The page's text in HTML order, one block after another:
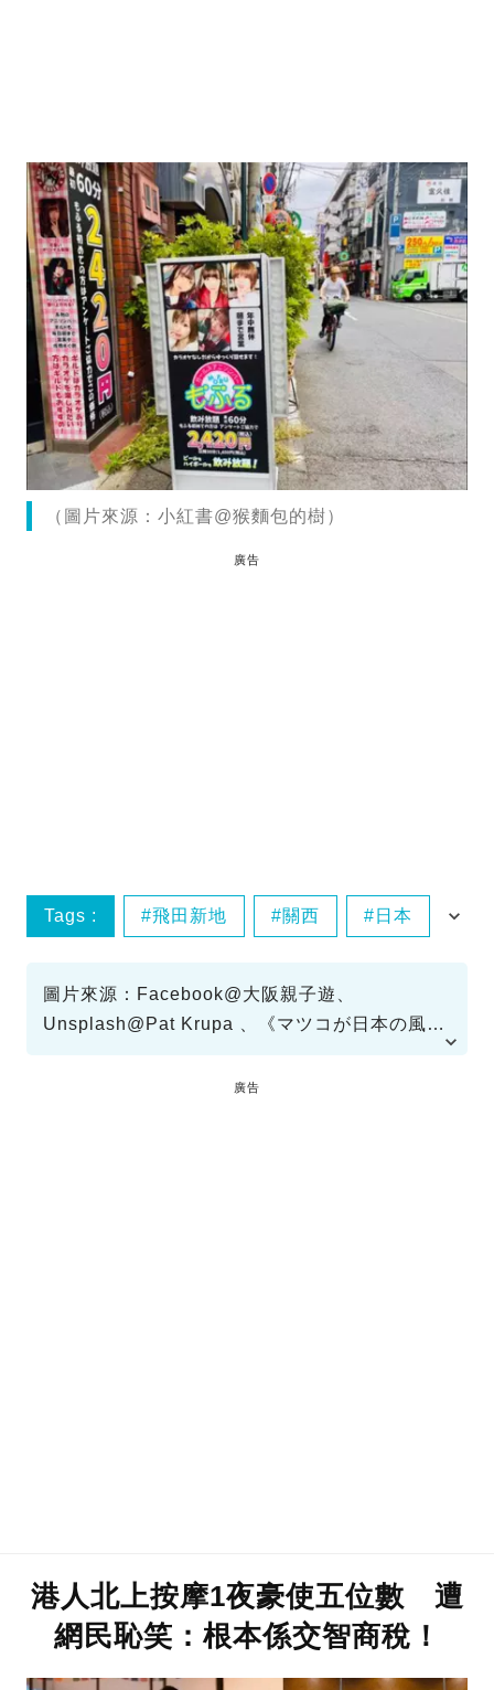
（圖片來源：小紅書@猴麵包的樹）
廣告
Tags : 飛田新地 關西 日本
圖片來源：Facebook@大阪親子遊、
Unsplash@Pat Krupa 、《マツコが日本の風俗
た時代…マツコ」》節目截圖、小紅書@nanaki
廣告
港人北上按摩1夜豪使五位數 遭
網民恥笑：根本係交智商稅！